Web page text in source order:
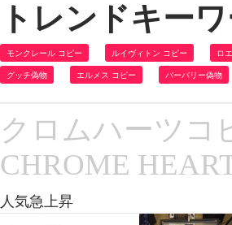
トレンドキー
モンクレール コピー ルイヴィトン コピー ロ
グッチ偽物 エルメス コピー バーバリー偽物
クロムハーツコ
CHROME
人気急上昇